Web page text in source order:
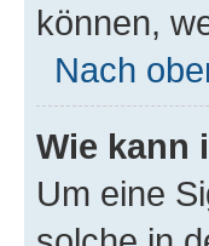
können,
Nach
Wie kann
Um eine